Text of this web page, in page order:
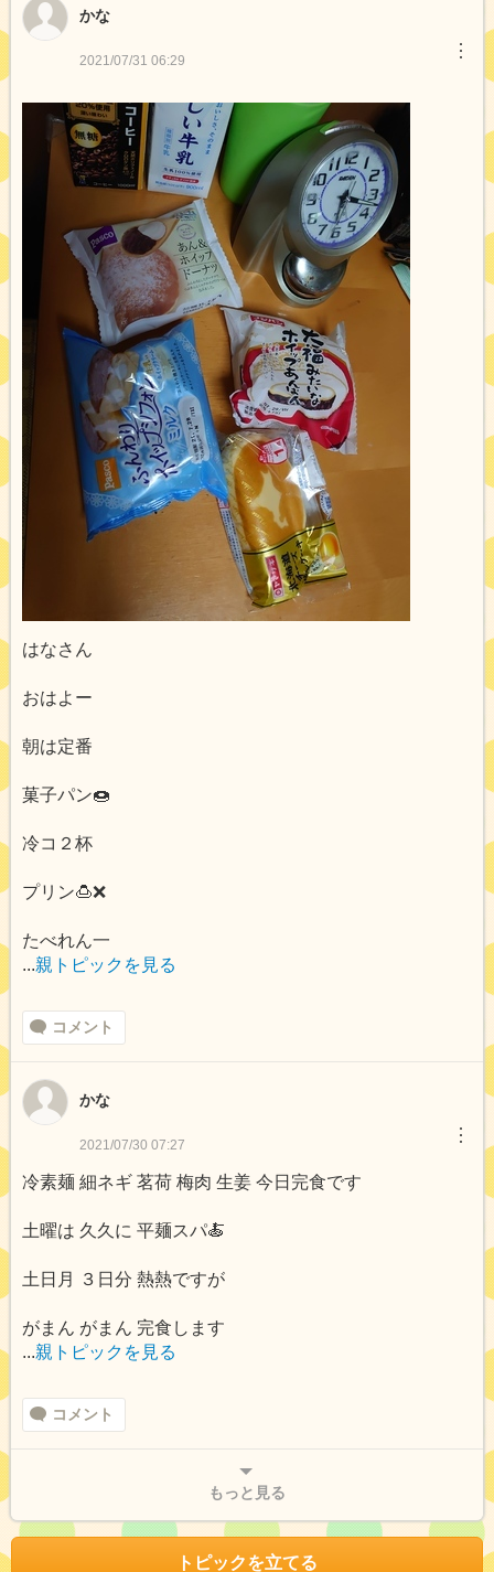
かな
2021/07/31 06:29 ︙
はなさん
おはよー
朝は定番
菓子パン🍩
冷コ２杯
プリン🍮❌
たべれん一
...親トピックを見る
コメント
かな
2021/07/30 07:27 ︙
冷素麺 細ネギ 茗荷 梅肉 生姜 今日完食です
土曜は 久久に 平麺スパ🍝
土日月 ３日分 熱熱ですが
がまん がまん 完食します
...親トピックを見る
コメント
もっと見る
トピックを立てる